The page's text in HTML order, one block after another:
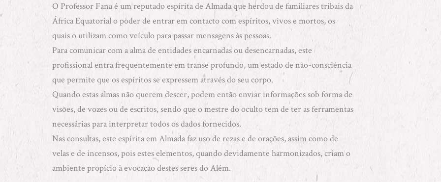
O Professor Fanaé um reputado espírita de Almada que herdou de familiares tribais da
África Equatorial o poder de entrar em contacto com espíritos, vivos e mortos, os
quais o utilizam como veículo para passar mensagens às pessoas.
Para comunicar com a alma de entidades encarnadas ou desencarnadas, este
profissional entra frequentemente em transe profundo, um estado de não-consciência
que permite que os espíritos se expressem através do seu corpo.
Quando estas almas não querem descer, podem então enviar informações sob forma de
visões, de vozes ou de escritos, sendo que o mestre do oculto tem de ter as ferramentas
necessárias para interpretar todos os dados fornecidos.
Nas consultas, este espírita em Almada faz uso de rezas e de orações, assim como de
velas e de incensos, pois estes elementos, quando devidamente harmonizados, criam o
ambiente propício à evocação destes seres do Além.